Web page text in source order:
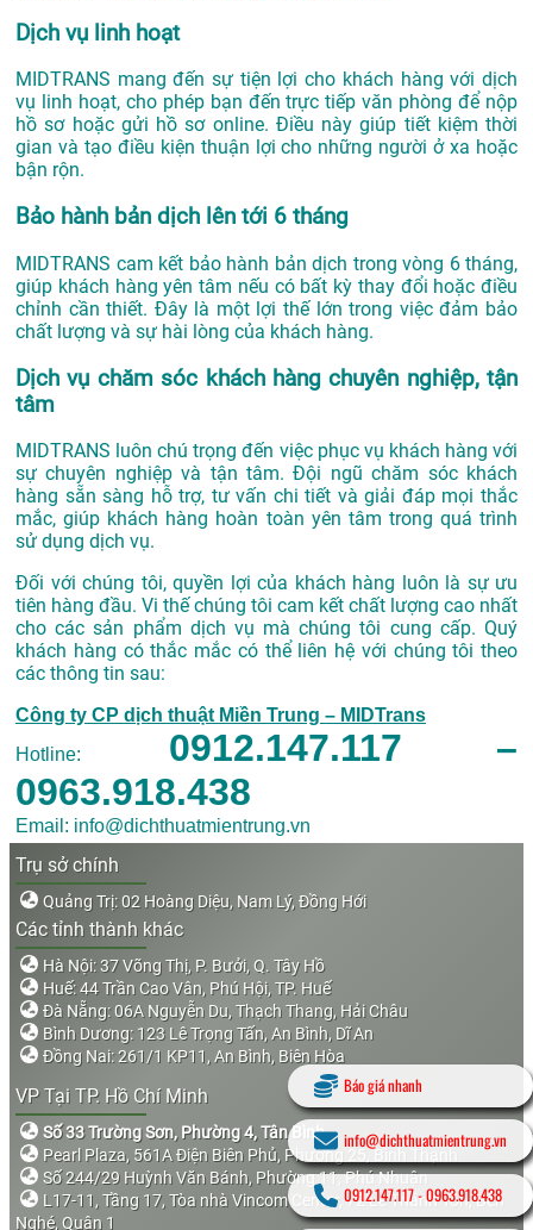
Dịch vụ linh hoạt
MIDTRANS mang đến sự tiện lợi cho khách hàng với dịch
vụ linh hoạt, cho phép bạn đến trực tiếp văn phòng để nộp
hồ sơ hoặc gửi hồ sơ online. Điều này giúp tiết kiệm thời
gian và tạo điều kiện thuận lợi cho những người ở xa hoặc
bận rộn.
Bảo hành bản dịch lên tới 6 tháng
MIDTRANS cam kết bảo hành bản dịch trong vòng 6 tháng,
giúp khách hàng yên tâm nếu có bất kỳ thay đổi hoặc điều
chỉnh cần thiết. Đây là một lợi thế lớn trong việc đảm bảo
chất lượng và sự hài lòng của khách hàng.
Dịch vụ chăm sóc khách hàng chuyên nghiệp, tận
tâm
MIDTRANS luôn chú trọng đến việc phục vụ khách hàng với
sự chuyên nghiệp và tận tâm. Đội ngũ chăm sóc khách
hàng sẵn sàng hỗ trợ, tư vấn chi tiết và giải đáp mọi thắc
mắc, giúp khách hàng hoàn toàn yên tâm trong quá trình
sử dụng dịch vụ.
Đối với chúng tôi, quyền lợi của khách hàng luôn là sự ưu
tiên hàng đầu. Vi thế chúng tôi cam kết chất lượng cao nhất
cho các sản phẩm dịch vụ mà chúng tôi cung cấp. Quý
khách hàng có thắc mắc có thể liên hệ với chúng tôi theo
các thông tin sau:
Công ty CP dịch thuật Miền Trung – MIDTrans
Hotline: 0912.147.117 –
0963.918.438
Email: info@dichthuatmientrung.vn
Trụ sở chính
Quảng Trị: 02 Hoàng Diệu, Nam Lý, Đồng Hới
Các tỉnh thành khác
Hà Nội: 37 Võng Thị, P. Bưởi, Q. Tây Hồ
Huế: 44 Trần Cao Vân, Phú Hội, TP. Huế
Đà Nẵng: 06A Nguyễn Du, Thạch Thang, Hải Châu
Bình Dương: 123 Lê Trọng Tấn, An Bình, Dĩ An
Đồng Nai: 261/1 KP11, An Bình, Biên Hòa
VP Tại TP. Hồ Chí Minh
Số 33 Trường Sơn, Phường 4, Tân Bình
Pearl Plaza, 561A Điện Biên Phủ, Phường 25, Bình Thạnh
Số 244/29 Huỳnh Văn Bánh, Phường 11, Phú Nhuận
L17-11, Tầng 17, Tòa nhà Vincom Center, 72 Lê Thánh Tôn, Bến
Nghé, Quận 1
Báo giá nhanh
info@dichthuatmientrung.vn
0912.147.117-0963.918.438